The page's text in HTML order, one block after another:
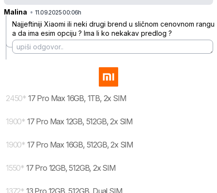
Malina • 11.09.2025 00:06h
Najjeftiniji Xiaomi ili neki drugi brend u sličnom cenovnom rangu
a da ima esim opciju ? Ima li ko nekakav predlog ?
2450* 17 Pro Max 16GB, 1TB, 2x SIM
1900* 17 Pro Max 12GB, 512GB, 2x SIM
1900* 17 Pro Max 16GB, 512GB, 2x SIM
1550* 17 Pro 12GB, 512GB, 2x SIM
1372* 13 Pro 12GB, 512GB, Dual SIM